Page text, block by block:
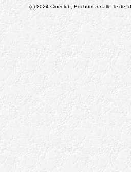
(c) 2024 Cineclub, Bochum für alle Texte,